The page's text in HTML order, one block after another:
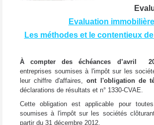
Evaluation immobilière
Les méthodes et le contentieux
À compter des échéances d’avril
entreprises soumises à l'impôt sur les
leur chiffre d'affaires,ont l'obligation de
déclarations de résultats et n° 1330-CVAE.
Cette obligation est applicable pour
soumises à l'impôt sur les sociétés
partir du 31 décembre 2012.